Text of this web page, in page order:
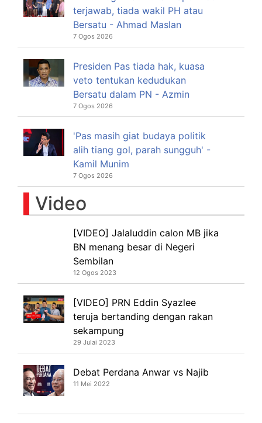
terjawab, tiada wakil PH atau
Bersatu - Ahmad Maslan
7 Ogos 2026
Presiden Pas tiada hak, kuasa
veto tentukan kedudukan
Bersatu dalam PN - Azmin
7 Ogos 2026
'Pas masih giat budaya politik
alih tiang gol, parah sungguh' -
Kamil Munim
7 Ogos 2026
Video
[VIDEO] Jalaluddin calon MB jika
BN menang besar di Negeri
Sembilan
12 Ogos 2023
[VIDEO] PRN Eddin Syazlee
teruja bertanding dengan rakan
sekampung
29 Julai 2023
Debat Perdana Anwar vs Najib
11 Mei 2022